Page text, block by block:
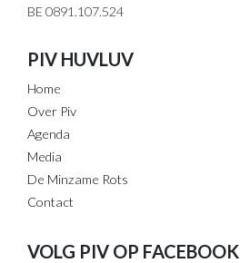
BE 0891.107.524
PIV HUVLUV
Home
Over Piv
Agenda
Media
De Minzame Rots
Contact
VOLG PIV OP FACEBOOK